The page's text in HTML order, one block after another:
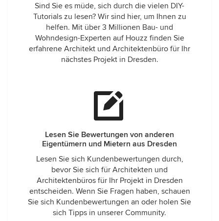
Sind Sie es müde, sich durch die vielen DIY-
Tutorials zu lesen? Wir sind hier, um Ihnen zu
helfen. Mit über 3 Millionen Bau- und
Wohndesign-Experten auf Houzz finden Sie
erfahrene Architekt und Architektenbüro für Ihr
nächstes Projekt in Dresden.
Lesen Sie Bewertungen von anderen
Eigentümern und Mietern aus Dresden
Lesen Sie sich Kundenbewertungen durch,
bevor Sie sich für Architekten und
Architektenbüros für Ihr Projekt in Dresden
entscheiden. Wenn Sie Fragen haben, schauen
Sie sich Kundenbewertungen an oder holen Sie
sich Tipps in unserer Community.